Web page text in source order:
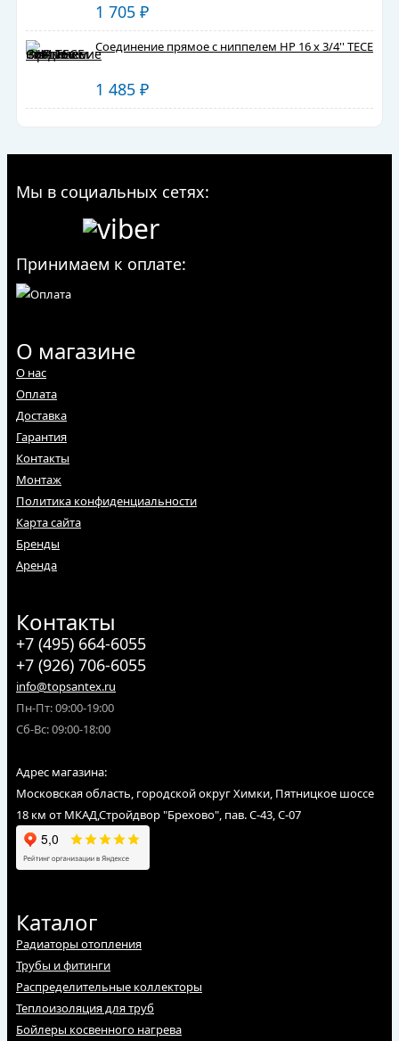
1 705 ₽
Соединение прямое с ниппелем НР 16 х 3/4'' TECE
1 485 ₽
Мы в социальных сетях:
Принимаем к оплате:
О магазине
О нас
Оплата
Доставка
Гарантия
Контакты
Монтаж
Политика конфиденциальности
Карта сайта
Бренды
Аренда
Контакты
+7 (495) 664-6055
+7 (926) 706-6055
info@topsantex.ru
Пн-Пт: 09:00-19:00
Сб-Вс: 09:00-18:00
Адрес магазина:
Московская область, городской округ Химки, Пятницкое шоссе
18 км от МКАД,Стройдвор "Брехово", пав. С-43, С-07
Каталог
Радиаторы отопления
Трубы и фитинги
Распределительные коллекторы
Теплоизоляция для труб
Бойлеры косвенного нагрева